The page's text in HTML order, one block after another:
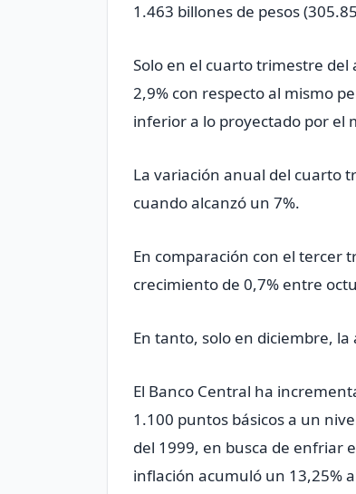
1.463 billones de pesos
Solo en el cuarto trimestre
2,9% con respecto al mismo
inferior a lo proyectado por el
La variación anual del cuarto
cuando alcanzó un 7%.
En comparación con el tercer
crecimiento de 0,7% entre
En tanto, solo en diciembre,
El Banco Central ha
1.100 puntos básicos a un
del 1999, en busca de enfriar
inflación acumuló un 13,25%